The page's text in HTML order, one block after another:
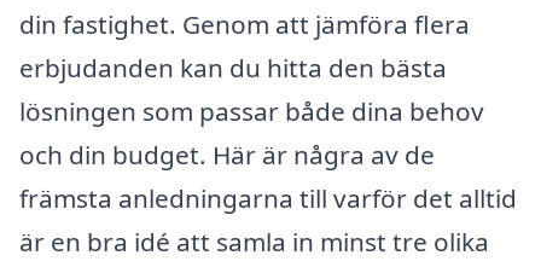
din fastighet. Genom att jämföra flera
erbjudanden kan du hitta den bästa
lösningen som passar både dina behov
och din budget. Här är några av de
främsta anledningarna till varför det alltid
är en bra idé att samla in minst tre olika